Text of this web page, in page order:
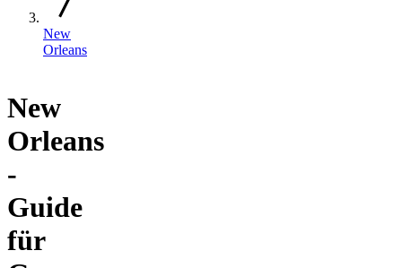
New
Orleans
New
Orleans
-
Guide
für